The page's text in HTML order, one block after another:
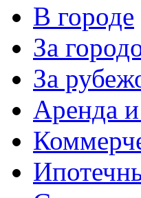
В городе
За
За
Аренда